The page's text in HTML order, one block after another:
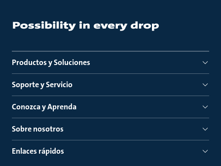
Productos y Soluciones
Soporte y Servicio
Conozca y Aprenda
Sobre nosotros
Enlaces rápidos